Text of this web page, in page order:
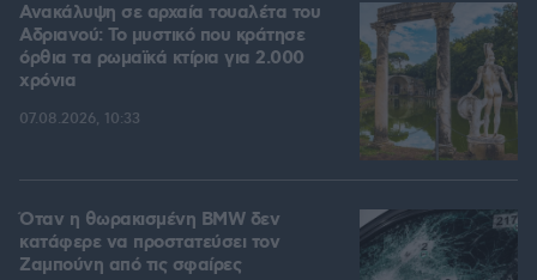
Ανακάλυψη σε αρχαία τουαλέτα του
Αδριανού: Το μυστικό που κράτησε
όρθια τα ρωμαϊκά κτίρια για 2.000
χρόνια
07.08.2026, 10:33
Όταν η θωρακισμένη BMW δεν
κατάφερε να προστατεύσει τον
Ζαμπούνη από τις σφαίρες